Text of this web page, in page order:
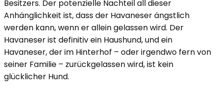
Besitzers. Der potenzielle Nachteil all dieser
Anhänglichkeit ist, dass der Havaneser ängstlich
werden kann, wenn er allein gelassen wird. Der
Havaneser ist definitiv ein Haushund, und ein
Havaneser, der im Hinterhof – oder irgendwo fern von
seiner Familie – zurückgelassen wird, ist kein
glücklicher Hund.